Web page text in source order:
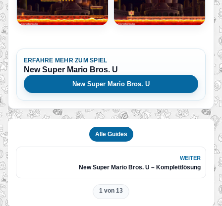
ERFAHRE MEHR ZUM SPIEL
New Super Mario Bros. U
New Super Mario Bros. U
Alle Guides
WEITER
New Super Mario Bros. U – Komplettlösung
1 von 13